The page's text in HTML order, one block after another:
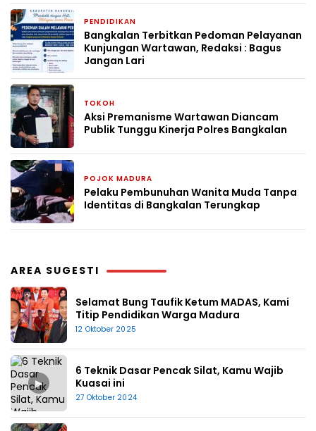
PENDIDIKAN
Bangkalan Terbitkan Pedoman Pelayanan
Kunjungan Wartawan, Redaksi : Bagus
Jangan Lari
TOKOH
Aksi Premanisme Wartawan Diancam
Publik Tunggu Kinerja Polres Bangkalan
POJOK MADURA
Pelaku Pembunuhan Wanita Muda Tanpa
Identitas di Bangkalan Terungkap
AREA SUGESTI
Selamat Bung Taufik Ketum MADAS, Kami
Titip Pendidikan Warga Madura
12 Oktober 2025
▶
6 Teknik Dasar Pencak Silat, Kamu Wajib
Kuasai ini
27 Oktober 2024